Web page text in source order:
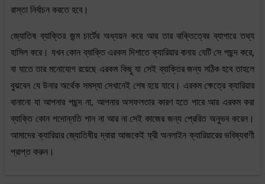
রাস্তা নির্বাচন করতে হবে।
জ্যোতিষ ব্যাক্তির জন্ম চার্টের অধ্যয়ন করে আর তার বাক্তিত্বের ব্যাপারে তথ্য
হাসিল করে। যখন কোন ব্যাক্তি এরকম দিশাতে ক্যারিয়ার বানায় যেটি সে পছন্দ করে,
বা যাতে তার মনোযোগ রয়েছে এরকম কিছু যা সেই ব্যাক্তির জন্য সঠিক হবে তাহলে
বুঝবেন যে উনার অর্থেক সমস্যা সেখানেই শেষ হয়ে যাবে। এরকম ক্ষেত্রে ক্যারিয়ার
বানানো যা আপনার পছন্দ না, আপনার অসফলতার কারণ হতে পারে আর এরকম করা
ব্যাক্তি কোন পদোন্নতি পান না আর না সেই কাজের জন্য প্রেরিত অনুভব করেন।
আমাদের ক্যারিয়ার জ্যোতিষীয় দ্বারা আজকেই ফ্রী অনলাইন ক্যারিয়ারের ভবিষ্যবাণী
প্রাপ্ত করুন।